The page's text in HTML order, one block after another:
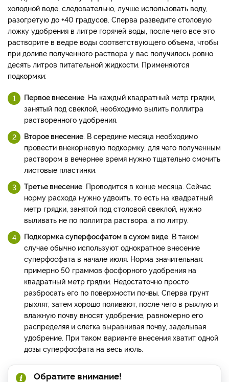
холодной воде, следовательно, лучше использовать воду,
разогретую до +40 градусов. Сперва разведите столовую
ложку удобрения в литре горячей воды, после чего все это
растворите в ведре воды соответствующего объема, чтобы
при доливе полученного раствора у вас получилось ровно
десять литров питательной жидкости. Применяются
подкормки:
Первое внесение . На каждый квадратный метр грядки,
занятый под свеклой, необходимо вылить поллитра
растворенного удобрения.
Второе внесение . В середине месяца необходимо
провести внекорневую подкормку, для чего полученным
раствором в вечернее время нужно тщательно смочить
листовые пластинки.
Третье внесение . Проводится в конце месяца. Сейчас
норму расхода нужно удвоить, то есть на квадратный
метр грядки, занятой под столовой свеклой, нужно
выливать не по поллитра раствора, а по литру.
Подкормка суперфосфатом в сухом виде . В таком
случае обычно используют однократное внесение
суперфосфата в начале июля. Норма значительная:
примерно 50 граммов фосфорного удобрения на
квадратный метр грядки. Недостаточно просто
разбросать его по поверхности почвы. Сперва грунт
рыхлят, затем хорошо поливают, после чего в рыхлую и
влажную почву вносят удобрение, равномерно его
распределяя и слегка выравнивая почву, заделывая
удобрение. При таком варианте внесения хватит одной
дозы суперфосфата на весь июль.
Обратите внимание!